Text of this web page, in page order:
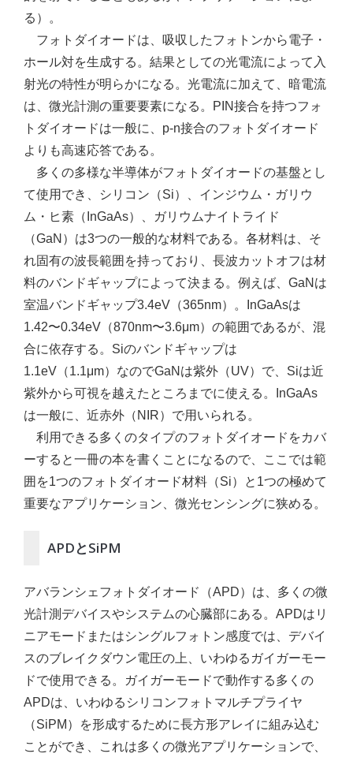
る）。
フォトダイオードは、吸収したフォトンから電子・
ホール対を生成する。結果としての光電流によって入
射光の特性が明らかになる。光電流に加えて、暗電流
は、微光計測の重要要素になる。PIN接合を持つフォ
トダイオードは一般に、p-n接合のフォトダイオード
よりも高速応答である。
多くの多様な半導体がフォトダイオードの基盤とし
て使用でき、シリコン（Si）、インジウム・ガリウ
ム・ヒ素（InGaAs）、ガリウムナイトライド
（GaN）は3つの一般的な材料である。各材料は、そ
れ固有の波長範囲を持っており、長波カットオフは材
料のバンドギャップによって決まる。例えば、GaNは
室温バンドギャップ3.4eV（365nm）。InGaAsは
1.42〜0.34eV（870nm〜3.6μm）の範囲であるが、混
合に依存する。Siのバンドギャップは
1.1eV（1.1μm）なのでGaNは紫外（UV）で、Siは近
紫外から可視を越えたところまでに使える。InGaAs
は一般に、近赤外（NIR）で用いられる。
利用できる多くのタイプのフォトダイオードをカバ
ーすると一冊の本を書くことになるので、ここでは範
囲を1つのフォトダイオード材料（Si）と1つの極めて
重要なアプリケーション、微光センシングに狭める。
APDとSiPM
アバランシェフォトダイオード（APD）は、多くの微
光計測デバイスやシステムの心臓部にある。APDはリ
ニアモードまたはシングルフォトン感度では、デバイ
スのブレイクダウン電圧の上、いわゆるガイガーモー
ドで使用できる。ガイガーモードで動作する多くの
APDは、いわゆるシリコンフォトマルチプライヤ
（SiPM）を形成するために長方形アレイに組み込む
ことができ、これは多くの微光アプリケーションで、